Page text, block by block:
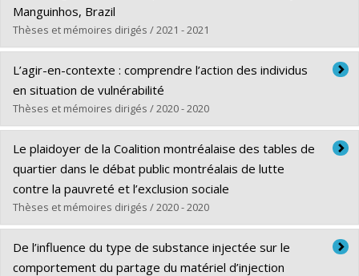
Cycle :Maîtrise
Diplôme obtenu :M. Sc.
Lien vers le document dans Papyrus
Manguinhos, Brazil
Thèses et mémoires dirigés / 2021 - 2021
Diplômé(e) :da Silva Miranda, Érica
Cycle :Doctorat
Diplôme obtenu :Ph. D.
Lien vers le document dans Papyrus
L’agir-en-contexte : comprendre l’action des individus
en situation de vulnérabilité
Thèses et mémoires dirigés / 2020 - 2020
Diplômé(e) :Adam, Caroline
Cycle :Doctorat
Diplôme obtenu : Ph. D.
Lien vers le document dans Papyrus
Le plaidoyer de la Coalition montréalaise des tables de
quartier dans le débat public montréalais de lutte
contre la pauvreté et l’exclusion sociale
Thèses et mémoires dirigés / 2020 - 2020
Diplômé(e) : Pillet, Amandine
Cycle :Maîtrise
De l’influence du type de substance injectée sur le
comportement du partage du matériel d’injection